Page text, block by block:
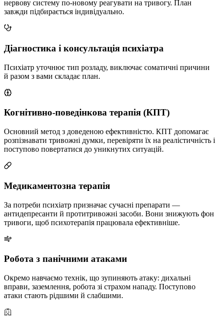
нервову систему по-новому реагувати на тривогу. План
завжди підбирається індивідуально.
Діагностика і консультація психіатра
Психіатр уточнює тип розладу, виключає соматичні причини
й разом з вами складає план.
Когнітивно-поведінкова терапія (КПТ)
Основний метод з доведеною ефективністю. КПТ допомагає
розпізнавати тривожні думки, перевіряти їх на реалістичність і
поступово повертатися до уникнутих ситуацій.
Медикаментозна терапія
За потреби психіатр призначає сучасні препарати —
антидепресанти й протитривожні засоби. Вони знижують фон
тривоги, щоб психотерапія працювала ефективніше.
Робота з панічними атаками
Окремо навчаємо технік, що зупиняють атаку: дихальні
вправи, заземлення, робота зі страхом нападу. Поступово
атаки стають рідшими й слабшими.